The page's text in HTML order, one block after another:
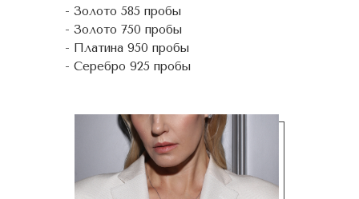
- Золото 585 пробы
- Золото 750 пробы
- Платина 950 пробы
- Серебро 925 пробы